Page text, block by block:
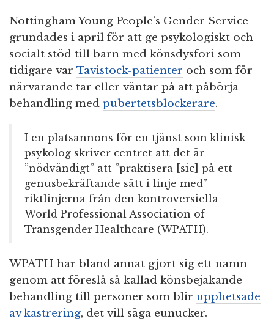
Nottingham Young People’s Gender Service
grundades i april för att ge psykologiskt och
socialt stöd till barn med könsdysfori som
tidigare var Tavistock-patienter och som för
närvarande tar eller väntar på att påbörja
behandling med pubertetsblockerare.
I en platsannons för en tjänst som klinisk
psykolog skriver centret att det är
”nödvändigt” att ”praktisera [sic] på ett
genusbekräftande sätt i linje med”
riktlinjerna från den kontroversiella
World Professional Association of
Transgender Healthcare (WPATH).
WPATH har bland annat gjort sig ett namn
genom att föreslå så kallad könsbejakande
behandling till personer som blir upphetsade
av kastrering, det vill säga eunucker.